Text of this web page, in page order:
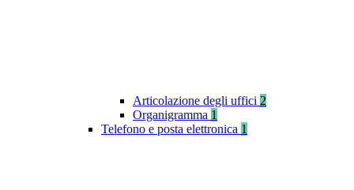
Articolazione degli uffici 2
Organigramma 1
Telefono e posta elettronica 1